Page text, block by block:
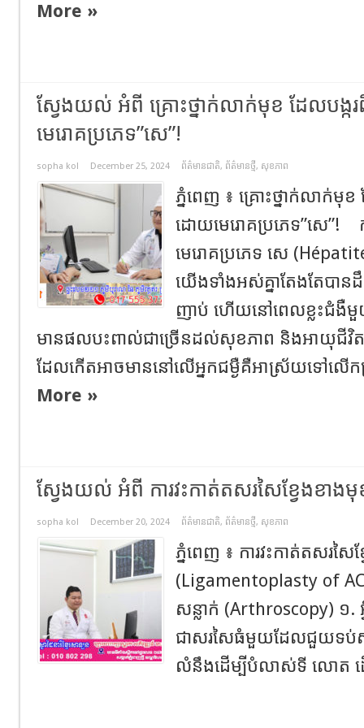
More »
ស្វែងយល់ អំពី គ្រោះថ្នាក់លាក់មុខ ដែលបង្ក
មេរោគប្រភេទ”សេ”!
sopha kol December 25, 2024 ព័ត៌មានជាតិ, ព័ត៌មានថ្មី, សុខភាព
ភ្នំពេញ ៖ គ្រោះថ្នាក់លាក់មុខ
ដោយមេរោគប្រភេទ”សេ”!
មេរោគប្រភេទ សេ
យើងទាំងអស់គ្នាតែងតែបា
ញាប់ ហើយនៅពេលខ្លះជំងឺមួ
មានផលបះពាល់ជាច្រើនដល់សុខភាព និងអាយុជីវិ
ដែលកើតអាចមាននៅលើអ្នកជម្ងឺគឺអាស្រ័យទៅលើក
More »
ស្វែងយល់ អំពី ការវះកាត់តសរសៃខ្វែងខាងមុ
sopha kol December 20, 2024 ព័ត៌មានជាតិ, ព័ត៌មានថ្មី, សុខភាព
ភ្នំពេញ ៖ ការវះកាត់តសរសៃ
(Ligamentoplasty of
សន្លាក់ (Arthroscopy) ១.
ជាសរសៃធំមួយដែលជួយទប់ស
លំនឹងដេីម្បីបំលាស់ទី លោត ដ